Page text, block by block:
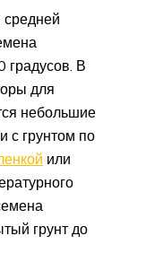
средней
градусов. В
для
небольшие
с грунтом по
или
грунт до